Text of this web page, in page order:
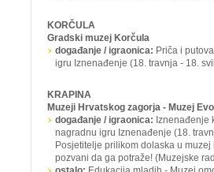
KORČULA
Gradski muzej Korčula
događanje / igraonica: Priča i
igru Iznenađenje (18. travnja - 18.
KRAPINA
Muzeji Hrvatskog zagorja - Muzej
događanje / igraonica: Iznenađenje
nagradnu igru Iznenađenje (18.
Posjetitelje prilikom dolaska u
pozvani da ga potraže! (Muzejske